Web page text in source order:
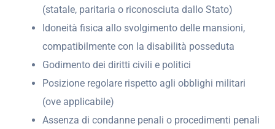
(statale, paritaria o riconosciuta dallo Stato)
Idoneità fisica allo svolgimento delle mansioni,
compatibilmente con la disabilità posseduta
Godimento dei diritti civili e politici
Posizione regolare rispetto agli obblighi militari
(ove applicabile)
Assenza di condanne penali o procedimenti penali